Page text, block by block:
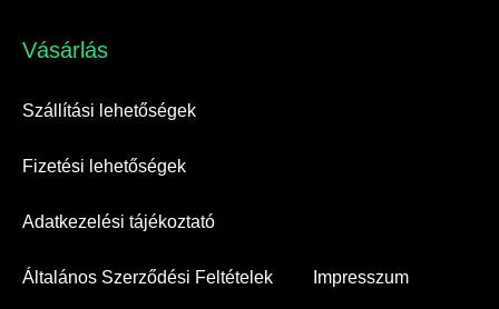
Vásárlás​
Szállítási lehetőségek
Fizetési lehetőségek
Adatkezelési tájékoztató
Általános Szerződési Feltételek Impresszum